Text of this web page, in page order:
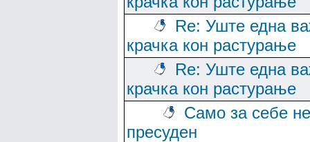
Re: Уште една
крачка кон растурање
Re: Уште една
крачка кон растурање
Само за себе
пресуден